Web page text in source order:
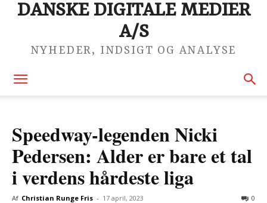
DANSKE DIGITALE MEDIER
A/S
NYHEDER, INDSIGT OG ANALYSE
Speedway-legenden Nicki
Pedersen: Alder er bare et tal
i verdens hårdeste liga
Af Christian Runge Fris - 17 april, 2023 0